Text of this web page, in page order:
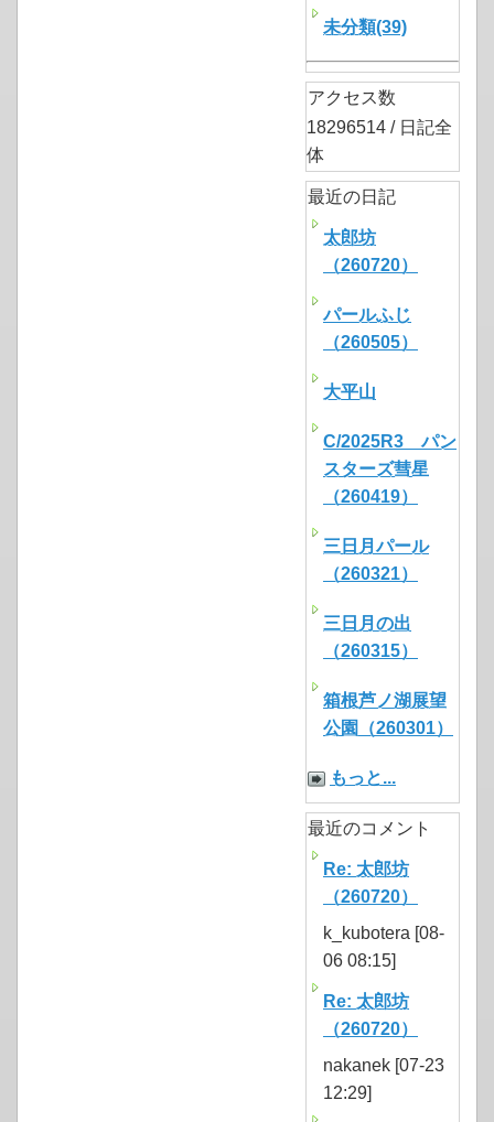
未分類(39)
アクセス数
18296514 / 日記全
体
最近の日記
太郎坊
（260720）
パールふじ
（260505）
大平山
C/2025R3 パン
スターズ彗星
（260419）
三日月パール
（260321）
三日月の出
（260315）
箱根芦ノ湖展望
公園（260301）
もっと...
最近のコメント
Re: 太郎坊
（260720）
k_kubotera [08-
06 08:15]
Re: 太郎坊
（260720）
nakanek [07-23
12:29]